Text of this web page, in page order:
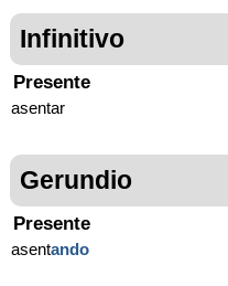
Infinitivo
Presente
asentar
Gerundio
Presente
asentando